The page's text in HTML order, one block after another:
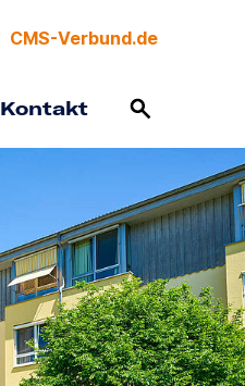
CMS-Verbund.de
Kontakt